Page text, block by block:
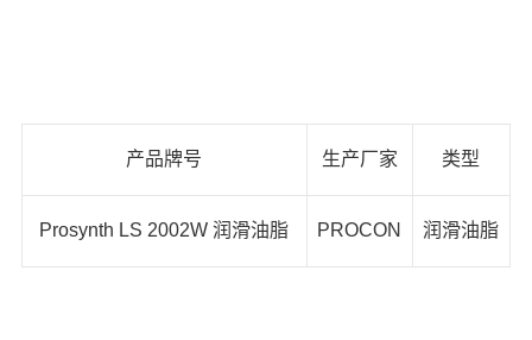
产品牌号 生产厂家 类型
Prosynth LS 2002W 润滑油脂 PROCON 润滑油脂